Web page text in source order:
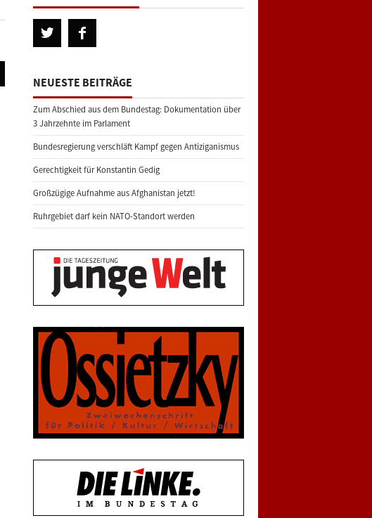
NEUESTE BEITRÄGE
Zum Abschied aus dem Bundestag: Dokumentation über
3 Jahrzehnte im Parlament
Bundesregierung verschläft Kampf gegen Antiziganismus
Gerechtigkeit für Konstantin Gedig
Großzügige Aufnahme aus Afghanistan jetzt!
Ruhrgebiet darf kein NATO-Standort werden